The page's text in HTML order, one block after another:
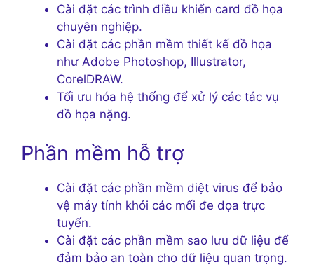
Cài đặt các trình điều khiển card đồ họa
chuyên nghiệp.
Cài đặt các phần mềm thiết kế đồ họa
như Adobe Photoshop, Illustrator,
CorelDRAW.
Tối ưu hóa hệ thống để xử lý các tác vụ
đồ họa nặng.
Phần mềm hỗ trợ
Cài đặt các phần mềm diệt virus để bảo
vệ máy tính khỏi các mối đe dọa trực
tuyến.
Cài đặt các phần mềm sao lưu dữ liệu để
đảm bảo an toàn cho dữ liệu quan trọng.